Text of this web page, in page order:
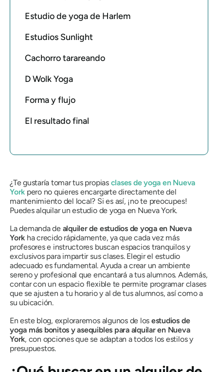
Estudio de yoga de Harlem
Estudios Sunlight
Cachorro tarareando
D Wolk Yoga
Forma y flujo
El resultado final
¿Te gustaría tomar tus propias clases de yoga en Nueva
York pero no quieres encargarte directamente del
mantenimiento del local? Si es así, ¡no te preocupes!
Puedes alquilar un estudio de yoga en Nueva York.
La demanda de alquiler de estudios de yoga en Nueva
York ha crecido rápidamente, ya que cada vez más
profesores e instructores buscan espacios tranquilos y
exclusivos para impartir sus clases. Elegir el estudio
adecuado es fundamental. Ayuda a crear un ambiente
sereno y profesional que encantará a tus alumnos. Además,
contar con un espacio flexible te permite programar clases
que se ajusten a tu horario y al de tus alumnos, así como a
su ubicación.
En este blog, exploraremos algunos de los estudios de
yoga más bonitos y asequibles para alquilar en Nueva
York, con opciones que se adaptan a todos los estilos y
presupuestos.